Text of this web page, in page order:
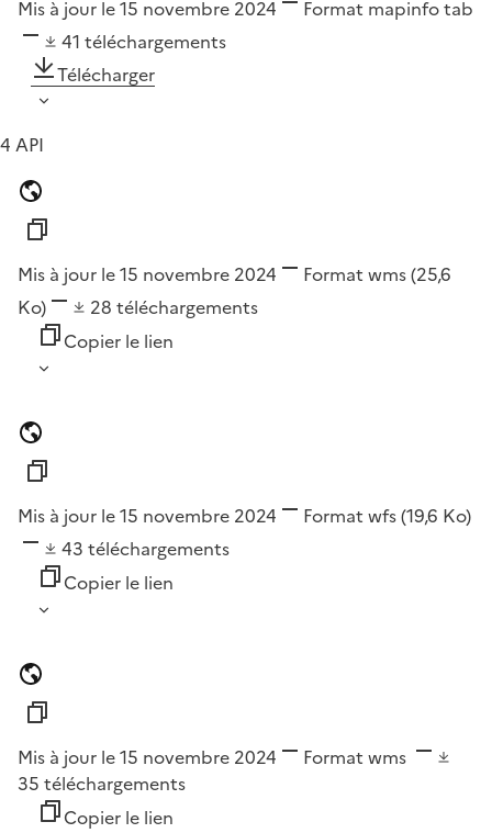
Mis à jour le 15 novembre 2024 Format mapinfo tab
41 téléchargements
Télécharger
4 API
Mis à jour le 15 novembre 2024 Format wms(25,6
Ko)
28 téléchargements
Copier le lien
Mis à jour le 15 novembre 2024 Format wfs(19,6 Ko)
43 téléchargements
Copier le lien
Mis à jour le 15 novembre 2024 Format wms
35 téléchargements
Copier le lien